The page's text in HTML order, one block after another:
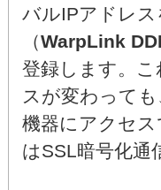
バルIPアドレス
（WarpLink
登録します。
スが変わって
機器にアクセ
はSSL暗号化通